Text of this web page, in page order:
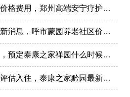
郑州泰康豫园临终关怀价格费用，郑州高端安宁疗护在哪里
内蒙古泰康之家蒙园最新消息，呼市蒙园养老社区价格表
佛山禅园装修完了吗？，预定泰康之家禅园什么时候选房入住?
贵阳黔园今日开始选房评估入住，泰康之家黔园最新动态